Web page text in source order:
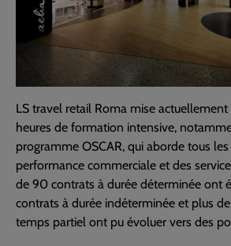
LS travel retail Roma mise
heures de formation intensive,
programme OSCAR, qui aborde tous
performance commerciale et des
de 90 contrats à durée déterminée ont
contrats à durée indéterminée et plus
temps partiel ont pu évoluer vers des